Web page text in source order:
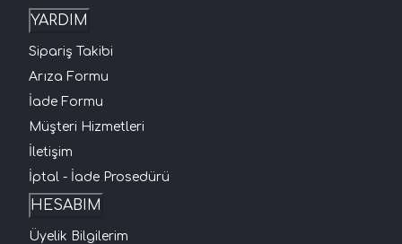
YARDIM
Sipariş Takibi
Arıza Formu
İade Formu
Müşteri Hizmetleri
İletişim
İptal - İade Prosedürü
HESABIM
Üyelik Bilgilerim